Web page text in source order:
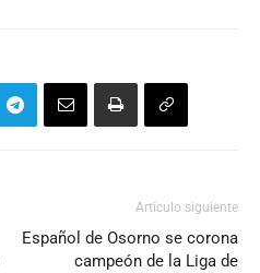
Artículo siguiente
Español de Osorno se corona
campeón de la Liga de